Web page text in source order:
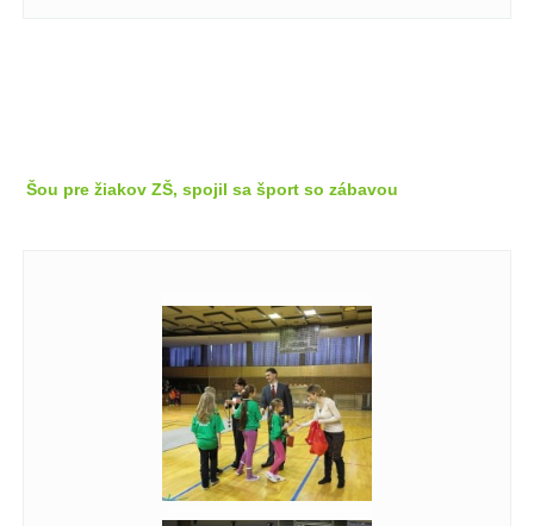
Šou pre žiakov ZŠ, spojil sa šport so zábavou